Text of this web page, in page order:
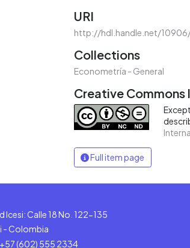
URI
http://hdl.handle.net/
Collections
Econometría - General
Creative Commons
Full item page
Icesi: Calle 18 No. 122-135
- Colombia
(602) 555 2334